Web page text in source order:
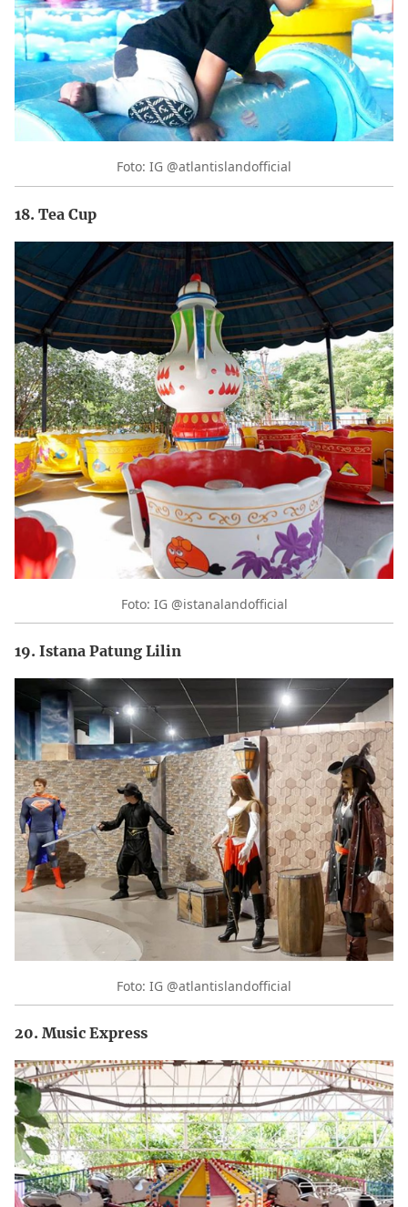
Foto: IG @atlantislandofficial
18. Tea Cup
Foto: IG @istanalandofficial
19. Istana Patung Lilin
Foto: IG @atlantislandofficial
20. Music Express